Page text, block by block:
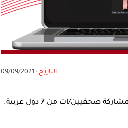
التاريخ : 09/09/2021